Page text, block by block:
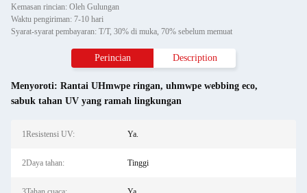
Kemasan rincian: Oleh Gulungan
Waktu pengiriman: 7-10 hari
Syarat-syarat pembayaran: T/T, 30% di muka, 70% sebelum memuat
Perincian Description
Menyoroti: Rantai UHmwpe ringan, uhmwpe webbing eco,
sabuk tahan UV yang ramah lingkungan
1Resistensi UV: Ya.
2Daya tahan: Tinggi